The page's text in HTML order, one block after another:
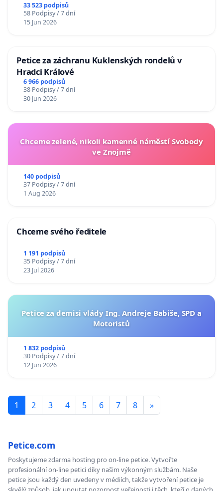
33 523 podpisů
58 Podpisy / 7 dní
15 Jun 2026
Petice za záchranu Kuklenských rondelů v
Hradci Králové
6 966 podpisů
38 Podpisy / 7 dní
30 Jun 2026
Chceme zelené, nikoli kamenné náměstí Svobody
ve Znojmě
140 podpisů
37 Podpisy / 7 dní
1 Aug 2026
Chceme svého ředitele
1 191 podpisů
35 Podpisy / 7 dní
23 Jul 2026
Petice za demisi vlády Ing. Andreje Babiše, SPD a
Motoristů
1 832 podpisů
30 Podpisy / 7 dní
12 Jun 2026
1 2 3 4 5 6 7 8 »
Petice.com
Poskytujeme zdarma hosting pro on-line petice. Vytvořte
profesionální on-line petici díky našim výkonným službám. Naše
petice jsou každý den uvedeny v médiích, takže vytvoření petice je